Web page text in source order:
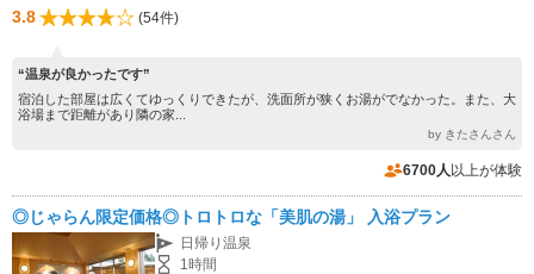
3.8 (54件)
“温泉が良かったです”
宿泊した部屋は広くてゆっくりできたが、洗面所が狭くお湯がでなかった。また、大
浴場まで距離があり隣の家...
by きたさんさん
6700人 以上が体験
◎じゃらん限定価格◎トロトロな「美肌の湯」 入浴プラン
日帰り温泉
1時間